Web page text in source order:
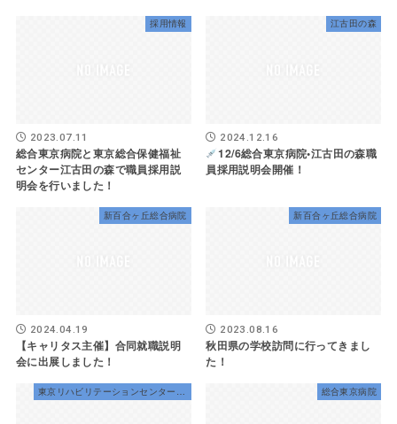
採用情報
2023.07.11
総合東京病院と東京総合保健福祉
センター江古田の森で職員採用説
明会を行いました！
江古田の森
2024.12.16
12/6総合東京病院•江古田の森職
員採用説明会開催！
新百合ヶ丘総合病院
2024.04.19
【キャリタス主催】合同就職説明
会に出展しました！
新百合ヶ丘総合病院
2023.08.16
秋田県の学校訪問に行ってきまし
た！
東京リハビリテーションセンター世田谷 総合東京病院